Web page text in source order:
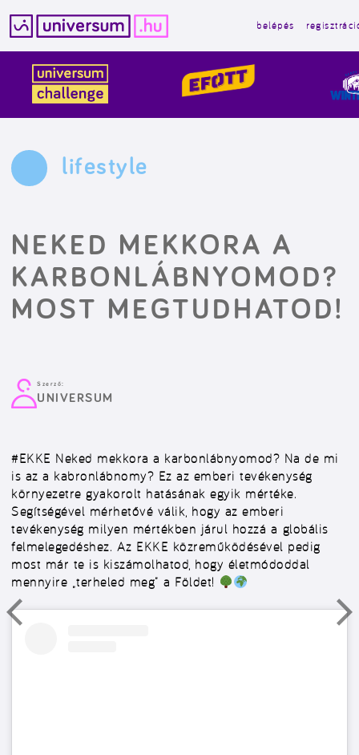
tartalomba
belépés
lifestyle
NEKED MEKKORA A
KARBONLÁBNYOMOD?
MOST MEGTUDHATOD!
Szerző:
UNIVERSUM
#EKKE Neked mekkora a karbonlábnyomod? Na de mi
is az a kabronlábnomy? Ez az emberi tevékenység
környezetre gyakorolt hatásának egyik mértéke.
Segítségével mérhetővé válik, hogy az emberi
tevékenység milyen mértékben járul hozzá a globális
felmelegedéshez. Az EKKE közreműködésével pedig
most már te is kiszámolhatod, hogy életmódoddal
mennyire „terheled meg” a Földet!